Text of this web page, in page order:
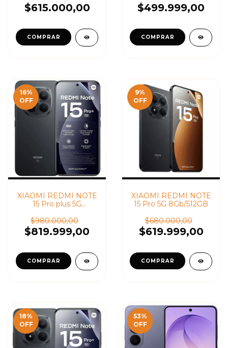
$615.000,00 $499.999,00
16%
OFF
XIAOMI REDMI NOTE
15 Pro plus 5G
$980.000,00
$819.999,00
9%
OFF
XIAOMI REDMI NOTE
15 Pro 5G 8Gb/512GB
$680.000,00
$619.999,00
18%
OFF
53%
OFF